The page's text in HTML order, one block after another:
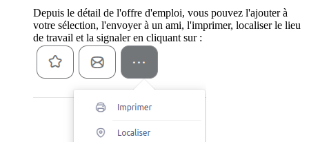
Depuis le détail de l'offre d'emploi, vous pouvez l'ajouter à
votre sélection, l'envoyer à un ami, l'imprimer, localiser le lieu
de travail et la signaler en cliquant sur :